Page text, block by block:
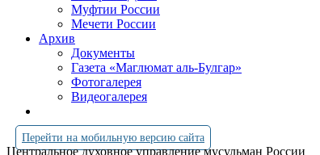
Муфтии России
Мечети России
Архив
Документы
Газета «Маглюмат аль-Булгар»
Фотогалерея
Видеогалерея
Перейти на мобильную версию сайта
Центральное духовное управление мусульман России